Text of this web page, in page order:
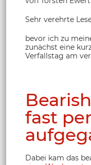
Sehr verehrte
bevor ich zu
zunächst eine
Verfallstag am
fast
Dabei kam das